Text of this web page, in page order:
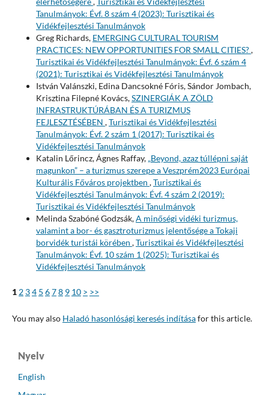
Tanulmányok: Évf. 8 szám 4 (2023): Turisztikai és
Vidékfejlesztési Tanulmányok
Greg Richards, EMERGING CULTURAL TOURISM
PRACTICES: NEW OPPORTUNITIES FOR SMALL CITIES?,
Turisztikai és Vidékfejlesztési Tanulmányok: Évf. 6 szám 4
(2021): Turisztikai és Vidékfejlesztési Tanulmányok
István Valánszki, Edina Dancsokné Fóris, Sándor Jombach,
Krisztina Filepné Kovács,SZINERGIÁK A ZÖLD
INFRASTRUKTÚRÁBAN ÉS A TURIZMUS
FEJLESZTÉSÉBEN ,Turisztikai és Vidékfejlesztési
Tanulmányok: Évf. 2 szám 1 (2017): Turisztikai és
Vidékfejlesztési Tanulmányok
Katalin Lőrincz, Ágnes Raffay, „Beyond, azaz túllépni saját
magunkon” – a turizmus szerepe a Veszprém2023 Európai
Kulturális Főváros projektben ,Turisztikai és
Vidékfejlesztési Tanulmányok: Évf. 4 szám 2 (2019):
Turisztikai és Vidékfejlesztési Tanulmányok
Melinda Szabóné Godzsák,A minőségi vidéki turizmus,
valamint a bor- és gasztroturizmus jelentősége a Tokaji
borvidék turistái körében ,Turisztikai és Vidékfejlesztési
Tanulmányok: Évf. 10 szám 1 (2025): Turisztikai és
Vidékfejlesztési Tanulmányok
1 2 34 5 678 9 10 > >>
You may also Haladó hasonlósági keresés indításafor this article.
Nyelv
English